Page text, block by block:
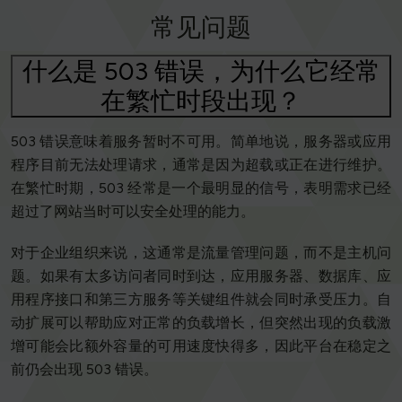
常见问题
什么是 503 错误，为什么它经常
在繁忙时段出现？
503 错误意味着服务暂时不可用。简单地说，服务器或应用
程序目前无法处理请求，通常是因为超载或正在进行维护。
在繁忙时期，503 经常是一个最明显的信号，表明需求已经
超过了网站当时可以安全处理的能力。
对于企业组织来说，这通常是流量管理问题，而不是主机问
题。如果有太多访问者同时到达，应用服务器、数据库、应
用程序接口和第三方服务等关键组件就会同时承受压力。自
动扩展可以帮助应对正常的负载增长，但突然出现的负载激
增可能会比额外容量的可用速度快得多，因此平台在稳定之
前仍会出现 503 错误。